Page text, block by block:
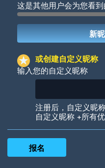
Woof
这是其他用户会为您看到
或创建自定义昵称
输入您的自定义昵称
注册后，自定义昵
自定义昵称 +所有